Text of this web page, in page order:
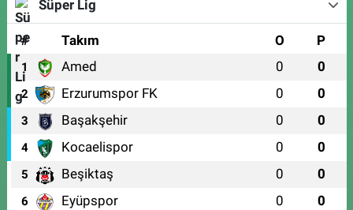
Süper Lig
# Takım O P
1 Amed 0 0
2 Erzurumspor FK 0 0
3 Başakşehir 0 0
4 Kocaelispor 0 0
5 Beşiktaş 0 0
6 Eyüpspor 0 0